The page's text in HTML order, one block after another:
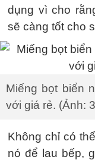
dụng vì cho
sẽ càng tốt cho
Miếng bọt biển
với giá rẻ. (Ảnh:
Không chỉ có
nó để lau bếp,